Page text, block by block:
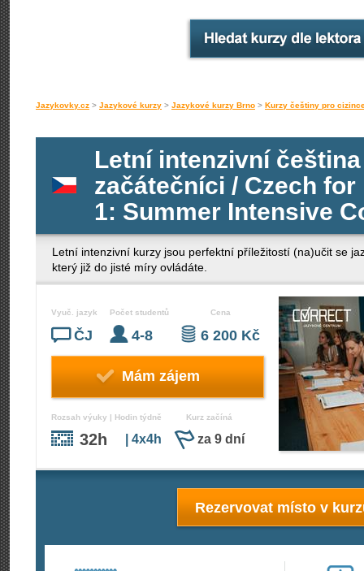
Jazykovky.cz > Jazykové kurzy > Jazykové kurzy Brno > Kurzy češtiny pro
Letní intenzivní
začátečníci / Czech
1: Summer Intensive
Letní intenzivní kurzy jsou perfektní příležitostí (na)učit se
který již do jisté míry ovládáte.
Vyuč. jazyk
ČJ
Počet studentů
4-8
Cena
6 200 Kč
Mám zájem
Rozsah výuky | Hodin týdně
32h | 4x4h
Kurz začíná
za 9 dní
Rezervovat místo v